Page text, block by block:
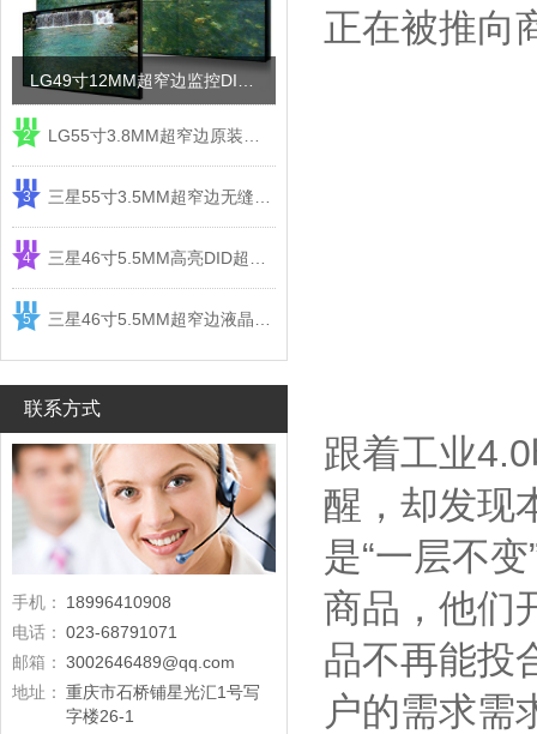
2
3
4
5
联系方式
手机：
18996410908
电话： 023-68791071
邮箱： 3002646489@qq.com
地址： 重庆市石桥铺星光汇1号写
字楼26-1
正在被推向
跟着工业
醒，却发现
是“一层不
商品，他们
品不再能投
户的需求需